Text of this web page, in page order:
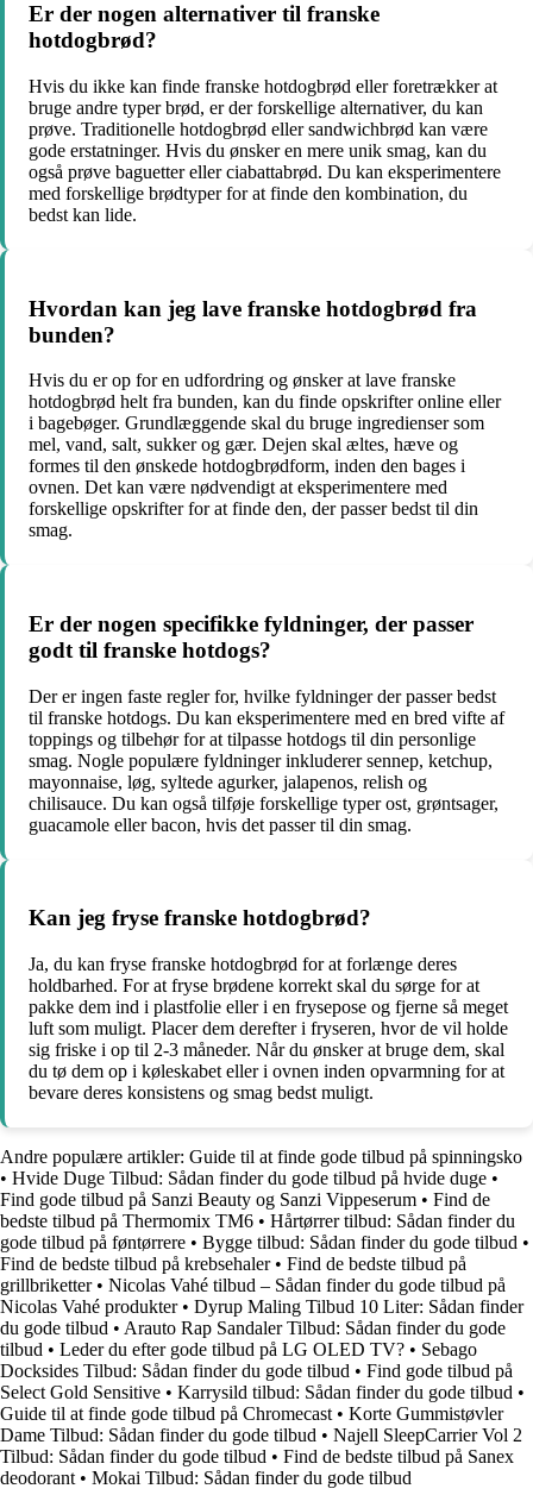
Er der nogen alternativer til franske
hotdogbrød?
Hvis du ikke kan finde franske hotdogbrød eller foretrækker at
bruge andre typer brød, er der forskellige alternativer, du kan
prøve. Traditionelle hotdogbrød eller sandwichbrød kan være
gode erstatninger. Hvis du ønsker en mere unik smag, kan du
også prøve baguetter eller ciabattabrød. Du kan eksperimentere
med forskellige brødtyper for at finde den kombination, du
bedst kan lide.
Hvordan kan jeg lave franske hotdogbrød fra
bunden?
Hvis du er op for en udfordring og ønsker at lave franske
hotdogbrød helt fra bunden, kan du finde opskrifter online eller
i bagebøger. Grundlæggende skal du bruge ingredienser som
mel, vand, salt, sukker og gær. Dejen skal æltes, hæve og
formes til den ønskede hotdogbrødform, inden den bages i
ovnen. Det kan være nødvendigt at eksperimentere med
forskellige opskrifter for at finde den, der passer bedst til din
smag.
Er der nogen specifikke fyldninger, der passer
godt til franske hotdogs?
Der er ingen faste regler for, hvilke fyldninger der passer bedst
til franske hotdogs. Du kan eksperimentere med en bred vifte af
toppings og tilbehør for at tilpasse hotdogs til din personlige
smag. Nogle populære fyldninger inkluderer sennep, ketchup,
mayonnaise, løg, syltede agurker, jalapenos, relish og
chilisauce. Du kan også tilføje forskellige typer ost, grøntsager,
guacamole eller bacon, hvis det passer til din smag.
Kan jeg fryse franske hotdogbrød?
Ja, du kan fryse franske hotdogbrød for at forlænge deres
holdbarhed. For at fryse brødene korrekt skal du sørge for at
pakke dem ind i plastfolie eller i en frysepose og fjerne så meget
luft som muligt. Placer dem derefter i fryseren, hvor de vil holde
sig friske i op til 2-3 måneder. Når du ønsker at bruge dem, skal
du tø dem op i køleskabet eller i ovnen inden opvarmning for at
bevare deres konsistens og smag bedst muligt.
Andre populære artikler: Guide til at finde gode tilbud på spinningsko
• Hvide Duge Tilbud: Sådan finder du gode tilbud på hvide duge •
Find gode tilbud på Sanzi Beauty og Sanzi Vippeserum • Find de
bedste tilbud på Thermomix TM6 • Hårtørrer tilbud: Sådan finder du
gode tilbud på føntørrere • Bygge tilbud: Sådan finder du gode tilbud •
Find de bedste tilbud på krebsehaler• Find de bedste tilbud på
grillbriketter• Nicolas Vahé tilbud – Sådan finder du gode tilbud på
Nicolas Vahé produkter• Dyrup Maling Tilbud 10 Liter: Sådan finder
du gode tilbud • Arauto Rap Sandaler Tilbud: Sådan finder du gode
tilbud • Leder du efter gode tilbud på LG OLED TV? • Sebago
Docksides Tilbud: Sådan finder du gode tilbud • Find gode tilbud på
Select Gold Sensitive • Karrysild tilbud: Sådan finder du gode tilbud •
Guide til at finde gode tilbud på Chromecast • Korte Gummistøvler
Dame Tilbud: Sådan finder du gode tilbud • Najell SleepCarrier Vol 2
Tilbud: Sådan finder du gode tilbud • Find de bedste tilbud på Sanex
deodorant • Mokai Tilbud: Sådan finder du gode tilbud